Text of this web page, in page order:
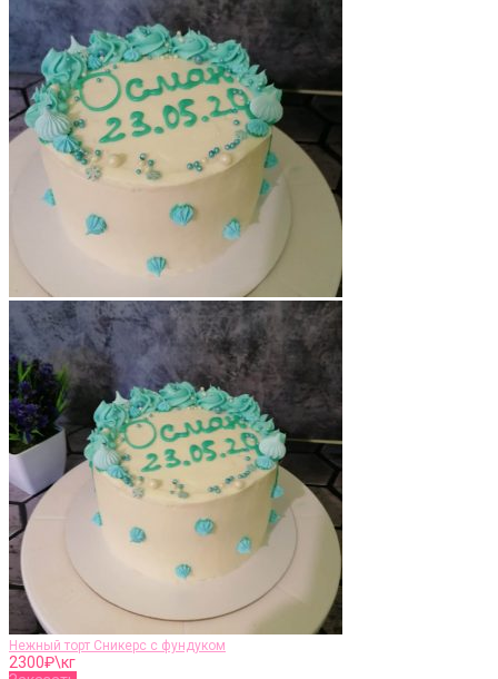
Нежный торт Сникерс с фундуком
2300₽\кг